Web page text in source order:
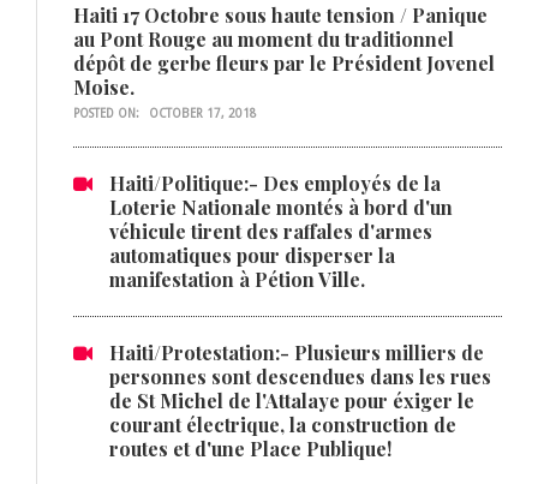
Haiti 17 Octobre sous haute tension / Panique
au Pont Rouge au moment du traditionnel
dépôt de gerbe fleurs par le Président Jovenel
Moise.
POSTED ON: OCTOBER 17, 2018
Haiti/Politique:- Des employés de la
Loterie Nationale montés à bord d'un
véhicule tirent des raffales d'armes
automatiques pour disperser la
manifestation à Pétion Ville.
Haiti/Protestation:- Plusieurs milliers de
personnes sont descendues dans les rues
de St Michel de l'Attalaye pour éxiger le
courant électrique, la construction de
routes et d'une Place Publique!